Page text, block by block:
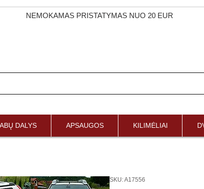
NEMOKAMAS PRISTATYMAS NUO 20 EUR
DALYS APSAUGOS KILIMĖLIAI
SKU: A17556